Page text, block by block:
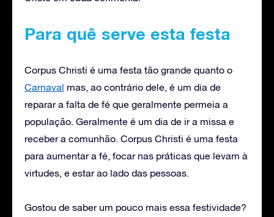
Para quê serve esta festa
Corpus Christi é uma festa tão grande quanto o
Carnaval mas, ao contrário dele, é um dia de
reparar a falta de fé que geralmente permeia a
população. Geralmente é um dia de ir a missa e
receber a comunhão. Corpus Christi é uma festa
para aumentar a fé, focar nas práticas que levam à
virtudes, e estar ao lado das pessoas.
Gostou de saber um pouco mais essa festividade?